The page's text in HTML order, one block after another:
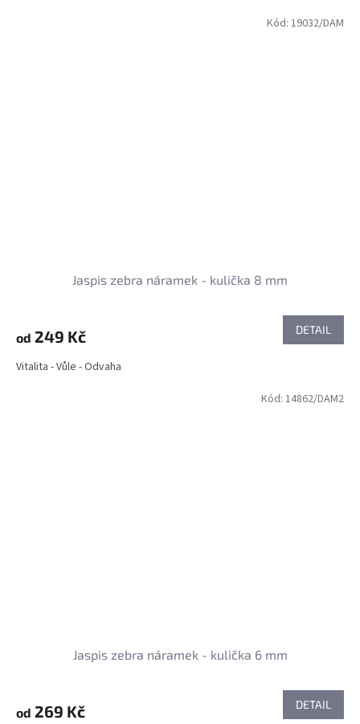
Jaspis zebra náramek - kulička 8 mm
od 249 Kč DETAIL
Vitalita - Vůle - Odvaha
Kód: 19032/DAM
Jaspis zebra náramek - kulička 6 mm
od 269 Kč DETAIL
Kód: 14862/DAM2